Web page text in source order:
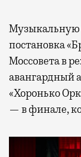
Музыкальную
постановка
Моссовета в
авангардный
«Хоронько
— в финале,